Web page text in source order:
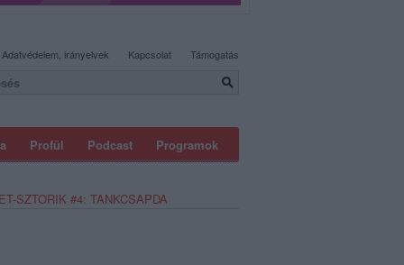
Profül Podcast Programok
Adatvédelem, irányelvek Kapcsolat Támogatás
SZTORIK #4: TANKCSAPDA